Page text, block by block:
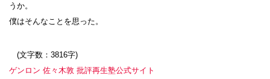
うか。
僕はそんなことを思った。
(文字数：3816字)
ゲンロン 佐々木敦 批評再生塾公式サイト